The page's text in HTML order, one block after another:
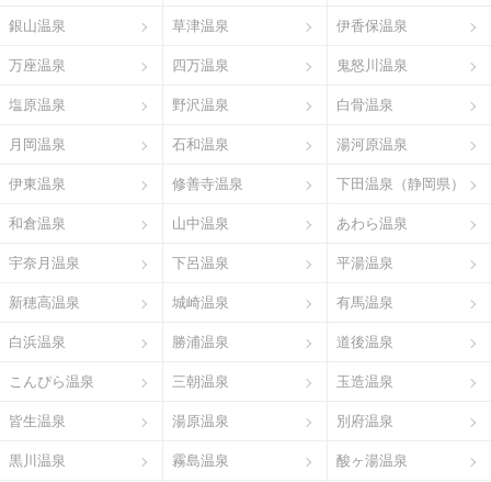
銀山温泉 草津温泉 伊香保温泉
万座温泉 四万温泉 鬼怒川温泉
塩原温泉 野沢温泉 白骨温泉
月岡温泉 石和温泉 湯河原温泉
伊東温泉 修善寺温泉 下田温泉（静岡県）
和倉温泉 山中温泉 あわら温泉
宇奈月温泉 下呂温泉 平湯温泉
新穂高温泉 城崎温泉 有馬温泉
白浜温泉 勝浦温泉 道後温泉
こんぴら温泉 三朝温泉 玉造温泉
皆生温泉 湯原温泉 別府温泉
黒川温泉 霧島温泉 酸ヶ湯温泉